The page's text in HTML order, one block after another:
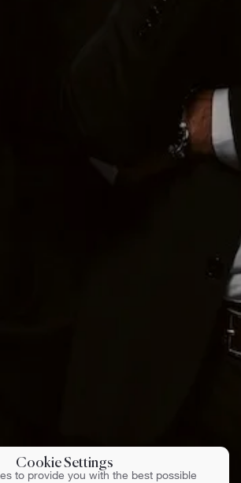
Cookie Settings
to provide you with the best possible